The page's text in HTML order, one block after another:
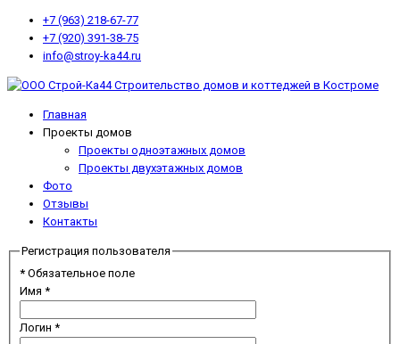
+7 (963) 218-67-77
+7 (920) 391-38-75
info@stroy-ka44.ru
Главная
Проекты домов
Проекты одноэтажных домов
Проекты двухэтажных домов
Фото
Отзывы
Контакты
Регистрация пользователя
*Обязательное поле
Имя *
Логин *